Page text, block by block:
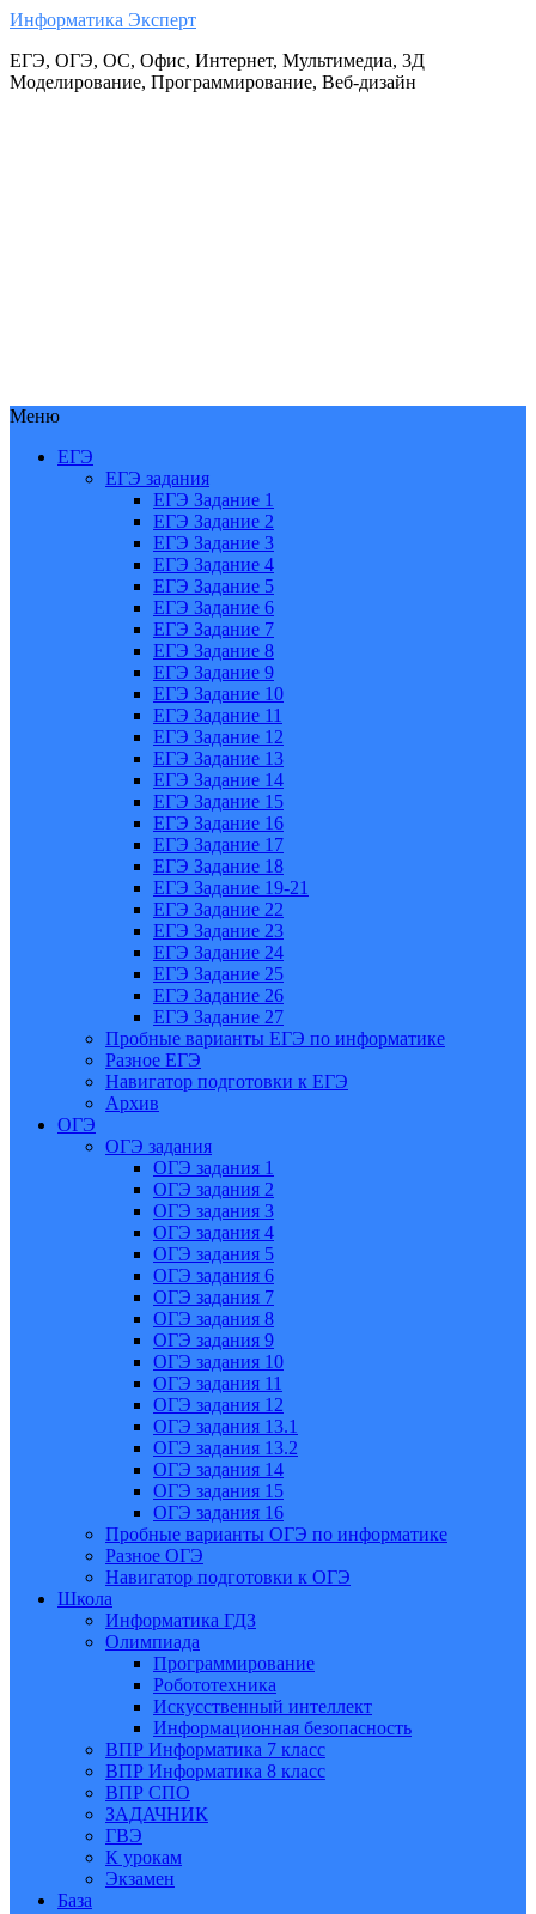
Информатика Эксперт
ЕГЭ, ОГЭ, ОС, Офис, Интернет, Мультимедиа, 3Д
Моделирование, Программирование, Веб-дизайн
Меню
ЕГЭ
ЕГЭ задания
ЕГЭ Задание 1
ЕГЭ Задание 2
ЕГЭ Задание 3
ЕГЭ Задание 4
ЕГЭ Задание 5
ЕГЭ Задание 6
ЕГЭ Задание 7
ЕГЭ Задание 8
ЕГЭ Задание 9
ЕГЭ Задание 10
ЕГЭ Задание 11
ЕГЭ Задание 12
ЕГЭ Задание 13
ЕГЭ Задание 14
ЕГЭ Задание 15
ЕГЭ Задание 16
ЕГЭ Задание 17
ЕГЭ Задание 18
ЕГЭ Задание 19-21
ЕГЭ Задание 22
ЕГЭ Задание 23
ЕГЭ Задание 24
ЕГЭ Задание 25
ЕГЭ Задание 26
ЕГЭ Задание 27
Пробные варианты ЕГЭ по информатике
Разное ЕГЭ
Навигатор подготовки к ЕГЭ
Архив
ОГЭ
ОГЭ задания
ОГЭ задания 1
ОГЭ задания 2
ОГЭ задания 3
ОГЭ задания 4
ОГЭ задания 5
ОГЭ задания 6
ОГЭ задания 7
ОГЭ задания 8
ОГЭ задания 9
ОГЭ задания 10
ОГЭ задания 11
ОГЭ задания 12
ОГЭ задания 13.1
ОГЭ задания 13.2
ОГЭ задания 14
ОГЭ задания 15
ОГЭ задания 16
Пробные варианты ОГЭ по информатике
Разное ОГЭ
Навигатор подготовки к ОГЭ
Школа
Информатика ГДЗ
Олимпиада
Программирование
Робототехника
Искусственный интеллект
Информационная безопасность
ВПР Информатика 7 класс
ВПР Информатика 8 класс
ВПР СПО
ЗАДАЧНИК
ГВЭ
К урокам
Экзамен
База